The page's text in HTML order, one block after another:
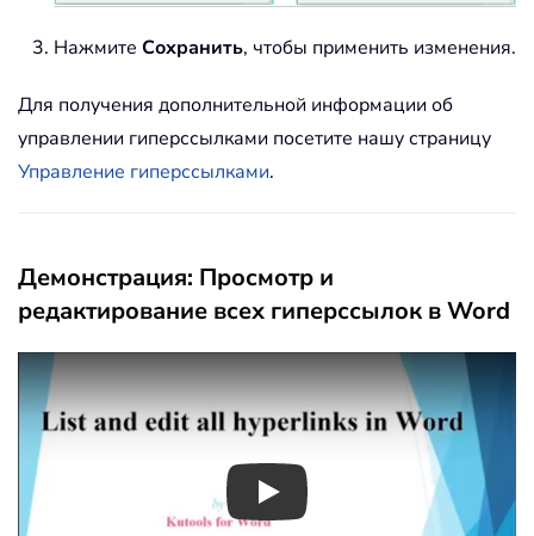
Нажмите Сохранить, чтобы применить изменения.
Для получения дополнительной информации об
управлении гиперссылками посетите нашу страницу
Управление гиперссылками.
Демонстрация: Просмотр и
редактирование всех гиперссылок в Word
Play